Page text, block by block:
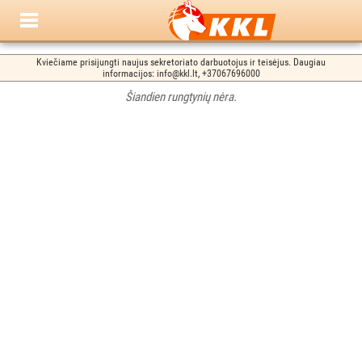
Kviečiame prisijungti naujus sekretoriato darbuotojus ir teisėjus. Daugiau
informacijos: info@kkl.lt, +37067696000
Šiandien rungtynių nėra.